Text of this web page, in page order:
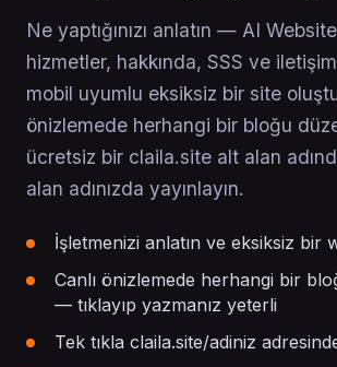
Ne yaptığınızı anlatın — AI
hizmetler, hakkında, SSS ve
mobil uyumlu eksiksiz bir site
önizlemede herhangi bir bloğu
ücretsiz bir claila.site alt alan
alan adınızda yayınlayın.
İşletmenizi anlatın ve eksiksiz bir
Canlı önizlemede herhangi bir
— tıklayıp yazmanız yeterli
Tek tıkla claila.site/adiniz